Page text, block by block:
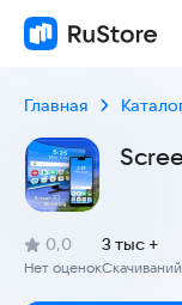
Главная
Рейтинг:
0,0
(
Нет оценок
)
Скачиваний
3 тыс +